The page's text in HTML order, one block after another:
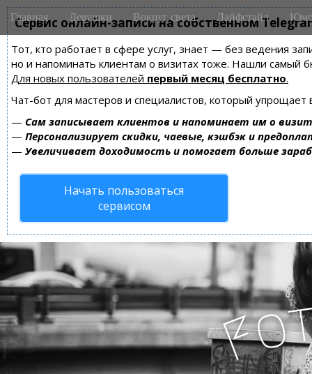
Сервис онлайн-записи на собственном
Тот, кто работает в сфере услуг, знает — без ведения
но и напоминать клиентам о визитах тоже. Нашли самый
Для новых пользователей первый месяц бесплатно.
Чат-бот для мастеров и специалистов, который упрощает
— Сам записывает клиентов и напоминает им о
— Персонализирует скидки, чаевые, кэшбэк и
— Увеличивает доходимость и помогает больше
Начать пользоваться
сервисом
M
a
n
m
e
n
u
i
Главная Девушки Вокруг света Лайфстайл
Fo